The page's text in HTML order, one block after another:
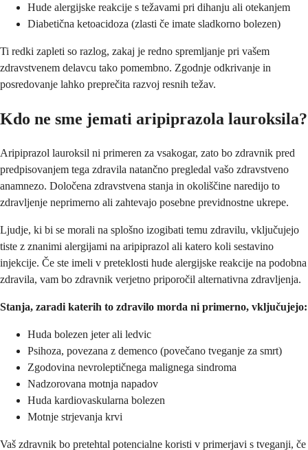
Hude alergijske reakcije s težavami pri dihanju ali otekanjem
Diabetična ketoacidoza (zlasti če imate sladkorno bolezen)
Ti redki zapleti so razlog, zakaj je redno spremljanje pri vašem
zdravstvenem delavcu tako pomembno. Zgodnje odkrivanje in
posredovanje lahko preprečita razvoj resnih težav.
Kdo ne sme jemati aripiprazola lauroksila?
Aripiprazol lauroksil ni primeren za vsakogar, zato bo zdravnik pred
predpisovanjem tega zdravila natančno pregledal vašo zdravstveno
anamnezo. Določena zdravstvena stanja in okoliščine naredijo to
zdravljenje neprimerno ali zahtevajo posebne previdnostne ukrepe.
Ljudje, ki bi se morali na splošno izogibati temu zdravilu, vključujejo
tiste z znanimi alergijami na aripiprazol ali katero koli sestavino
injekcije. Če ste imeli v preteklosti hude alergijske reakcije na podobna
zdravila, vam bo zdravnik verjetno priporočil alternativna zdravljenja.
Stanja, zaradi katerih to zdravilo morda ni primerno, vključujejo:
Huda bolezen jeter ali ledvic
Psihoza, povezana z demenco (povečano tveganje za smrt)
Zgodovina nevroleptičnega malignega sindroma
Nadzorovana motnja napadov
Huda kardiovaskularna bolezen
Motnje strjevanja krvi
Vaš zdravnik bo pretehtal potencialne koristi v primerjavi s tveganji, če